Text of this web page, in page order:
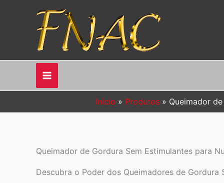
Início Produtos Queimador
Queimador de Gordura Sem Estimulantes para
Descubra o Poder dos Queimadores de